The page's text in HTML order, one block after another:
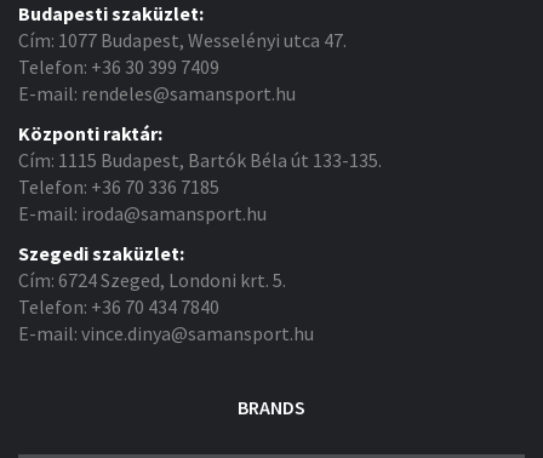
Budapesti szaküzlet:
Cím: 1077 Budapest, Wesselényi utca 47.
Telefon: +36 30 399 7409
E-mail: rendeles@samansport.hu
Központi raktár:
Cím: 1115 Budapest, Bartók Béla út 133-135.
Telefon: +36 70 336 7185
E-mail: iroda@samansport.hu
Szegedi szaküzlet:
Cím: 6724 Szeged, Londoni krt. 5.
Telefon: +36 70 434 7840
E-mail: vince.dinya@samansport.hu
BRANDS